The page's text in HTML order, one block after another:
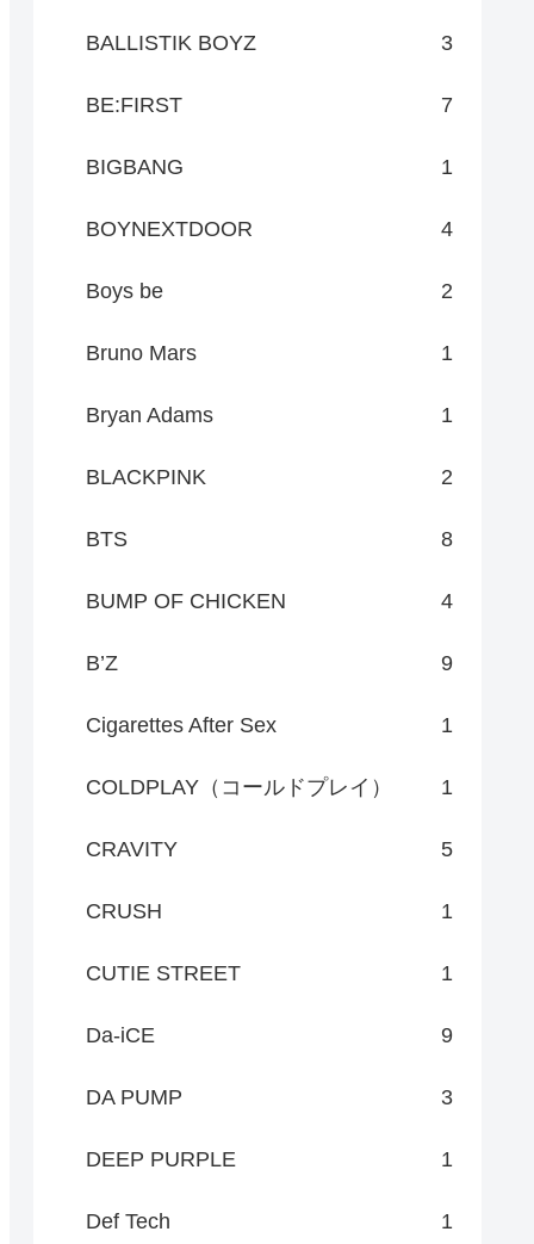
BALLISTIK BOYZ 3
BE:FIRST 7
BIGBANG 1
BOYNEXTDOOR 4
Boys be 2
Bruno Mars 1
Bryan Adams 1
BLACKPINK 2
BTS 8
BUMP OF CHICKEN 4
B’Z 9
Cigarettes After Sex 1
COLDPLAY（コールドプレイ） 1
CRAVITY 5
CRUSH 1
CUTIE STREET 1
Da-iCE 9
DA PUMP 3
DEEP PURPLE 1
Def Tech 1